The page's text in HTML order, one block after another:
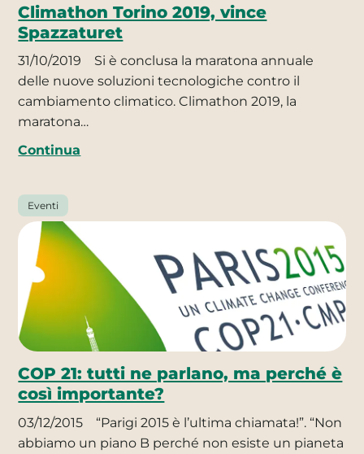
Climathon Torino 2019, vince
Spazzaturet
31/10/2019
Si è conclusa la maratona annuale
delle nuove soluzioni tecnologiche contro il
cambiamento climatico. Climathon 2019, la
maratona…
Continua
Eventi
COP 21: tutti ne parlano, ma perché è
così importante?
03/12/2015
“Parigi 2015 è l’ultima chiamata!”. “Non
abbiamo un piano B perché non esiste un pianeta